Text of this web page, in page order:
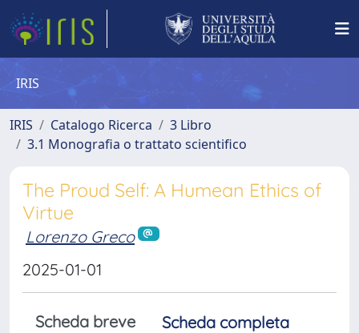
IRIS
IRIS Catalogo Ricerca
3 Libro
3.1 Monografia o trattato scientifico
The Proud Self: A Humean Ethics of
Virtue
Lorenzo Greco
2025-01-01
Scheda breve
Scheda completa